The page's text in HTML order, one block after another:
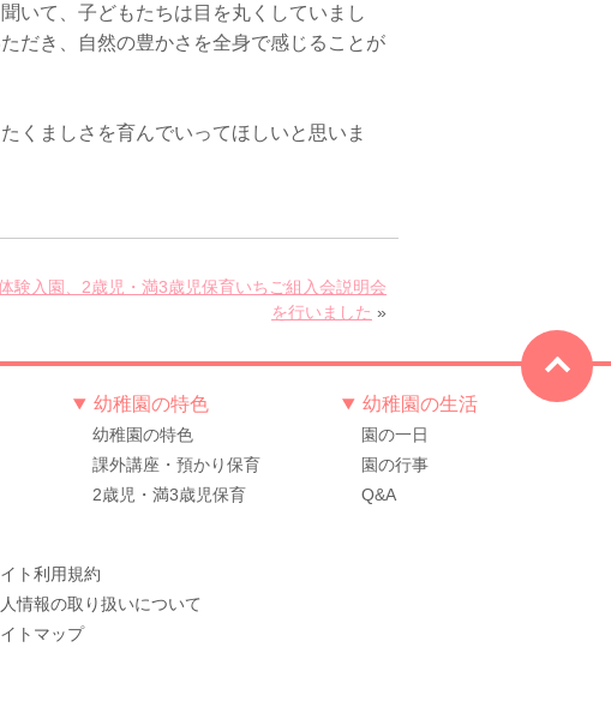
いて、子どもたちは目を丸くしていまし
だき、自然の豊かさを全身で感じることが
くましさを育んでいってほしいと思いま
験入園、2歳児・満3歳児保育いちご組入会説明会
を行いました »
幼稚園の特色
幼稚園の特色
課外講座・預かり保育
2歳児・満3歳児保育
幼稚園の生活
園の一日
園の行事
Q&A
ト利用規約
情報の取り扱いについて
トマップ